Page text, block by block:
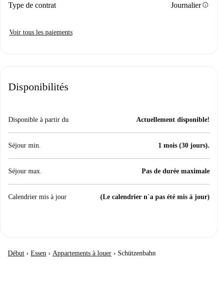
Type de contrat Journalierinfo
Voir tous les paiements
Disponibilités
Disponible à partir du Actuellement disponible!
Séjour min. 1 mois (30 jours).
Séjour max. Pas de durée maximale
Calendrier mis à jour (Le calendrier n´a pas été mis à jour)
Début › Essen › Appartements à louer › Schützenbahn